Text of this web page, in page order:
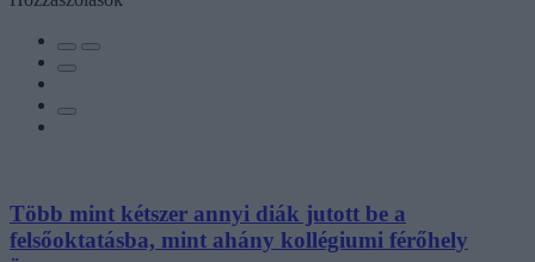
Több mint kétszer annyi diák jutott be a
felsőoktatásba, mint ahány kollégiumi férőhely